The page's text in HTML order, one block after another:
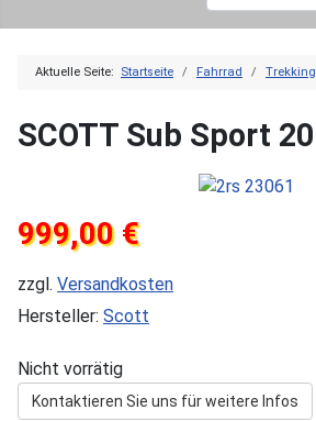
Aktuelle Seite: Startseite Fahrrad Trekking
SCOTT Sub Sport 20
999,00 €
zzgl. Versandkosten
Hersteller: Scott
Nicht vorrätig
Kontaktieren Sie uns für weitere Infos